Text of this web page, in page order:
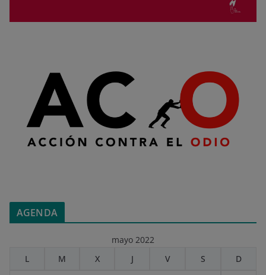
AGENDA
mayo 2022
L
M X J V S D